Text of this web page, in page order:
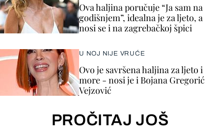
Ova haljina poručuje “Ja sam na
godišnjem”, idealna je za ljeto, a
nosi se i na zagrebačkoj špici
U NOJ NIJE VRUĆE
Ovo je savršena haljina za ljeto i
more - nosi je i Bojana Gregorić
Vejzović
PROČITAJ JOŠ